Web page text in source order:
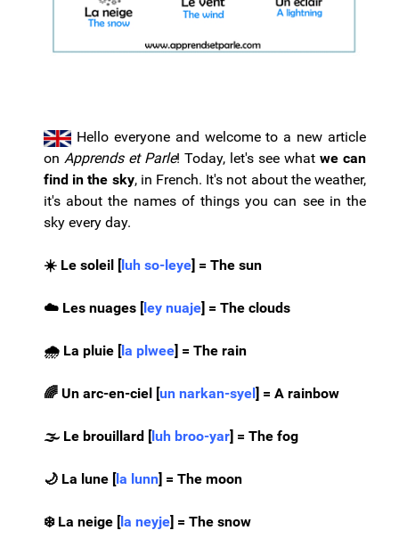
Hello everyone and welcome to a new article
on Apprends et Parle! Today, let's see what we can
find in the sky, in French. It's not about the weather,
it's about the names of things you can see in the
sky every day.
☀️​ Le soleil [luh so-leye] = The sun
☁️​ Les nuages [ley nuaje] = The clouds
🌧️​ La pluie [la plwee] = The rain
🌈​ Un arc-en-ciel [un narkan-syel ] = A rainbow
🌫️​ Le brouillard [luh broo-yar] = The fog
🌙 La lune [la lunn] = The moon
❄️ La neige [la neyje] = The snow